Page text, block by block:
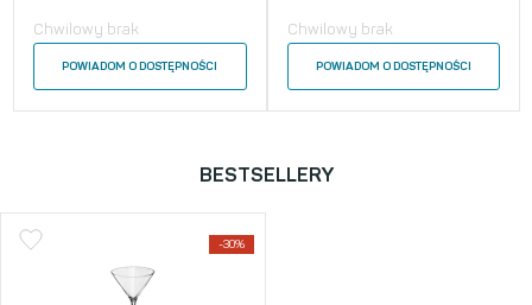
Chwilowy brak
POWIADOM O DOSTĘPNOŚCI
Chwilowy brak
POWIADOM O DOSTĘPNOŚCI
BESTSELLERY
-30%